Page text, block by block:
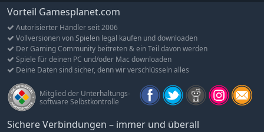
Ein spannendes Einzelspieler- und Mehrspieler-Erlebnis
Ganz gleich, ob ihr euch entscheidet, alleine zu spielen oder
euch mit anderen Spielern zusammenzuschließen – euch
erwartet ein einzigartiges Sci-Fi-Horror-Erlebnis. Jede
Spielsitzung ist voller aufregender Ereignisse und
furchterregender Begegnungen, die für einzigartige Dramatik
sorgen.
Ein Gameplay, das dich ständig auf Trab hält
In „Nemesis: Lockdown“ jagst du keine Aliens – du tust alles,
Vorteil Gamesplanet.com
Autorisierter Händler seit 2006
Vollversionen von Spielen legal kaufen und downloaden
Der Gaming Community beitreten & ein Teil davon werden
Spiele für deinen PC und/oder Mac downloaden
Deine Daten sind sicher, denn wir verschlüsseln alles
Mitglied der Unterhaltungs-
software Selbstkontrolle
Sichere Verbindungen – immer und überall